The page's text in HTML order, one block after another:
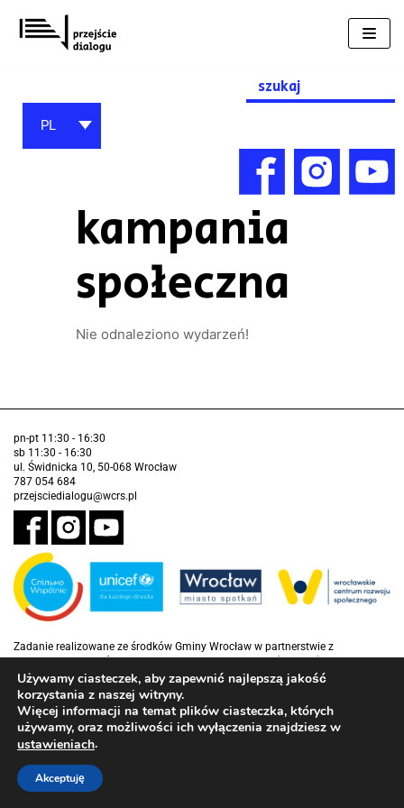
Przejdź
do
Search
for:
PL
kampania
społeczna
Nie odnaleziono wydarzeń!
pn-pt 11:30 - 16:30
sb 11:30 - 16:30
ul. Świdnicka 10, 50-068 Wrocław
787 054 684
przejsciedialogu@wcrs.pl
Zadanie realizowane ze środków Gminy Wrocław w partnerstwie z
Funduszem Narodów Zjednoczonych na Rzecz Dzieci (UNICEF)
Deklaracja dostępności
Używamy ciasteczek, aby zapewnić najlepszą jakość
korzystania z naszej witryny.
Więcej informacji na temat plików ciasteczka, których
używamy, oraz możliwości ich wyłączenia znajdziesz w
ustawieniach.
Akceptuję